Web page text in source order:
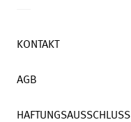
KONTAKT
AGB
HAFTUNGSAUSSCHLUSS